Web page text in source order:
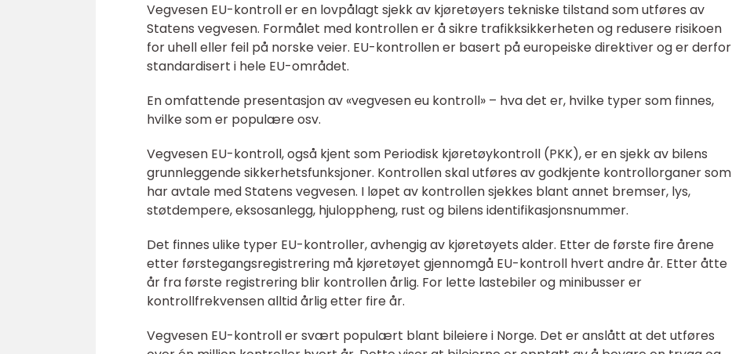
Vegvesen EU-kontroll er en lovpålagt sjekk av kjøretøyers tekniske tilstand som utføres av
Statens vegvesen. Formålet med kontrollen er å sikre trafikksikkerheten og redusere risikoen
for uhell eller feil på norske veier. EU-kontrollen er basert på europeiske direktiver og er derfor
standardisert i hele EU-området.
En omfattende presentasjon av «vegvesen eu kontroll» – hva det er, hvilke typer som finnes,
hvilke som er populære osv.
Vegvesen EU-kontroll, også kjent som Periodisk kjøretøykontroll (PKK), er en sjekk av bilens
grunnleggende sikkerhetsfunksjoner. Kontrollen skal utføres av godkjente kontrollorganer som
har avtale med Statens vegvesen. I løpet av kontrollen sjekkes blant annet bremser, lys,
støtdempere, eksosanlegg, hjuloppheng, rust og bilens identifikasjonsnummer.
Det finnes ulike typer EU-kontroller, avhengig av kjøretøyets alder. Etter de første fire årene
etter førstegangsregistrering må kjøretøyet gjennomgå EU-kontroll hvert andre år. Etter åtte
år fra første registrering blir kontrollen årlig. For lette lastebiler og minibusser er
kontrollfrekvensen alltid årlig etter fire år.
Vegvesen EU-kontroll er svært populært blant bileiere i Norge. Det er anslått at det utføres